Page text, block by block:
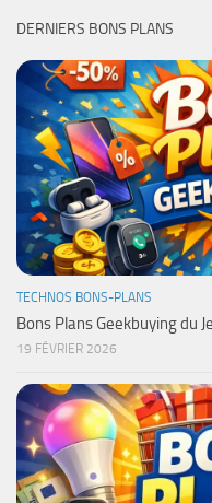
DERNIERS BONS PLANS
TECHNOS BONS-PLANS
Bons Plans Geekbuying du
19 FÉVRIER 2026